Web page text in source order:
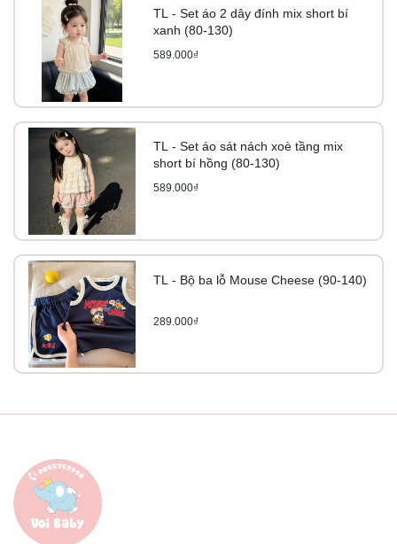
TL - Set áo 2 dây đính mix short bí
xanh (80-130)
589.000₫
TL - Set áo sát nách xoè tầng mix
short bí hồng (80-130)
589.000₫
TL - Bộ ba lỗ Mouse Cheese (90-140)
289.000₫